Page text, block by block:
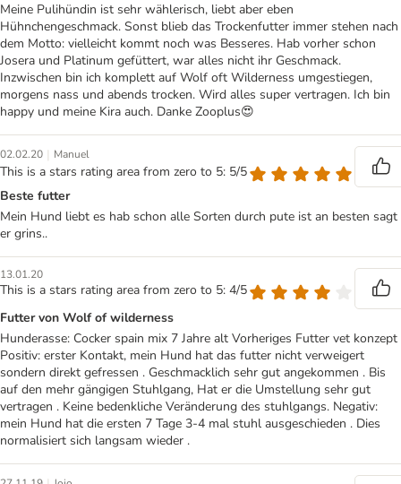
Meine Pulihündin ist sehr wählerisch, liebt aber eben
Hühnchengeschmack. Sonst blieb das Trockenfutter immer stehen nach
dem Motto: vielleicht kommt noch was Besseres. Hab vorher schon
Josera und Platinum gefüttert, war alles nicht ihr Geschmack.
Inzwischen bin ich komplett auf Wolf oft Wilderness umgestiegen,
morgens nass und abends trocken. Wird alles super vertragen. Ich bin
happy und meine Kira auch. Danke Zooplus😍
02.02.20 | Manuel
This is a stars rating area from zero to 5: 5/5
Beste futter
Mein Hund liebt es hab schon alle Sorten durch pute ist an besten sagt
er grins..
13.01.20
This is a stars rating area from zero to 5: 4/5
Futter von Wolf of wilderness
Hunderasse: Cocker spain mix 7 Jahre alt Vorheriges Futter vet konzept
Positiv: erster Kontakt, mein Hund hat das futter nicht verweigert
sondern direkt gefressen . Geschmacklich sehr gut angekommen . Bis
auf den mehr gängigen Stuhlgang, Hat er die Umstellung sehr gut
vertragen . Keine bedenkliche Veränderung des stuhlgangs. Negativ:
mein Hund hat die ersten 7 Tage 3-4 mal stuhl ausgeschieden . Dies
normalisiert sich langsam wieder .